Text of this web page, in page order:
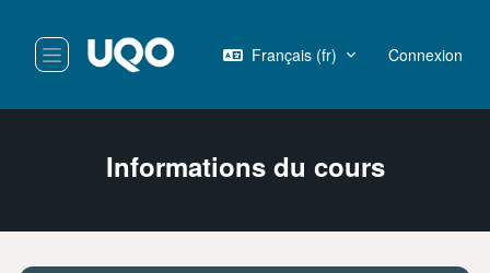
Panneau latéral
Français ‎(fr)‎ Connexion
Informations du cours